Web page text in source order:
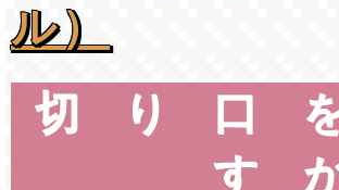
ル）
切り口
す